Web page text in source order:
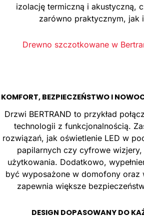
izolację termiczną i akustyczną,
zarówno praktycznym, jak
Drewno szczotkowane w
KOMFORT, BEZPIECZEŃSTWO I
Drzwi BERTRAND to przykład
technologii z funkcjonalnością.
rozwiązań, jak oświetlenie LED w
papilarnych czy cyfrowe
użytkowania. Dodatkowo,
być wyposażone w domofony oraz
zapewnia większe
DESIGN DOPASOWANY DO